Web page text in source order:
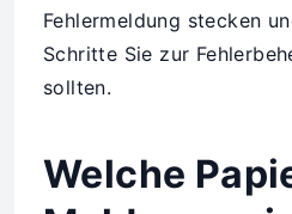
Fehlermeldung stecken
Schritte Sie zur
sollten.
Welche